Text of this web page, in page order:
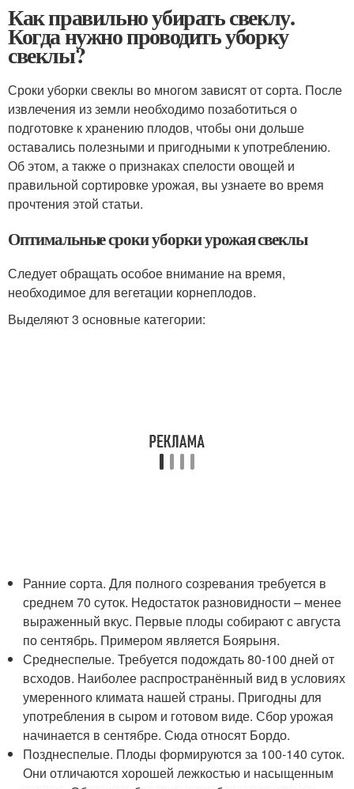
Как правильно убирать свеклу.
Когда нужно проводить уборку
свеклы?
Сроки уборки свеклы во многом зависят от сорта. После
извлечения из земли необходимо позаботиться о
подготовке к хранению плодов, чтобы они дольше
оставались полезными и пригодными к употреблению.
Об этом, а также о признаках спелости овощей и
правильной сортировке урожая, вы узнаете во время
прочтения этой статьи.
Оптимальные сроки уборки урожая свеклы
Следует обращать особое внимание на время,
необходимое для вегетации корнеплодов.
Выделяют 3 основные категории:
Ранние сорта. Для полного созревания требуется в
среднем 70 суток. Недостаток разновидности – менее
выраженный вкус. Первые плоды собирают с августа
по сентябрь. Примером является Боярыня.
Среднеспелые. Требуется подождать 80-100 дней от
всходов. Наиболее распространённый вид в условиях
умеренного климата нашей страны. Пригодны для
употребления в сыром и готовом виде. Сбор урожая
начинается в сентябре. Сюда относят Бордо.
Позднеспелые. Плоды формируются за 100-140 суток.
Они отличаются хорошей лежкостью и насыщенным